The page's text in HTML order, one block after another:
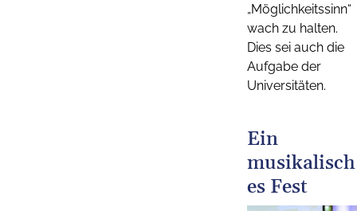
„Möglichkeitssinn“
wach zu halten.
Dies sei auch die
Aufgabe der
Universitäten.
Ein
musikalisch
es Fest